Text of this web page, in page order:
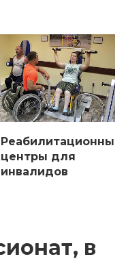
Реабилитационные
центры для
инвалидов
в